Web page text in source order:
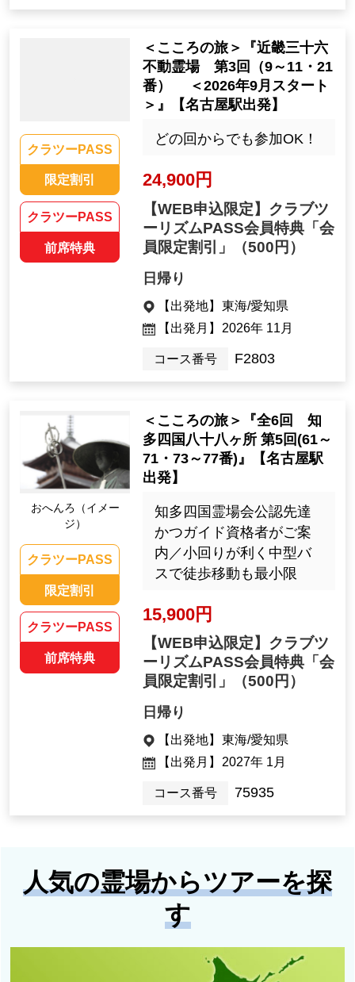
クラツーPASS
限定割引
クラツーPASS
前席特典
＜こころの旅＞『近畿三十六
不動霊場 第3回（9～11・21
番） ＜2026年9月スタート
＞』【名古屋駅出発】
どの回からでも参加OK！
24,900円
【WEB申込限定】クラブツ
ーリズムPASS会員特典「会
員限定割引」
（500円）
日帰り
【出発地】 東海/愛知県
【出発月】 2026年 11月
コース番号 F2803
おへんろ（イメー
ジ）
クラツーPASS
限定割引
クラツーPASS
前席特典
＜こころの旅＞『全6回 知
多四国八十八ヶ所 第5回(61～
71・73～77番)』【名古屋駅
出発】
知多四国霊場会公認先達
かつガイド資格者がご案
内／小回りが利く中型バ
スで徒歩移動も最小限
15,900円
【WEB申込限定】クラブツ
ーリズムPASS会員特典「会
員限定割引」
（500円）
日帰り
【出発地】 東海/愛知県
【出発月】 2027年 1月
コース番号 75935
人気の霊場からツアーを探
す